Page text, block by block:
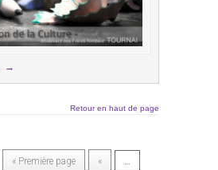
→
Retour en haut de page
« Première page « …